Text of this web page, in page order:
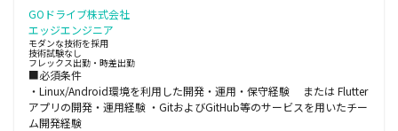
GOドライブ株式会社
エッジエンジニア
モダンな技術を採用
技術試験なし
フレックス出勤・時差出勤
■必須条件
・Linux/Android環境を利用した開発・運用・保守経験 または Flutter
アプリの開発・運用経験 ・GitおよびGitHub等のサービスを用いたチー
ム開発経験